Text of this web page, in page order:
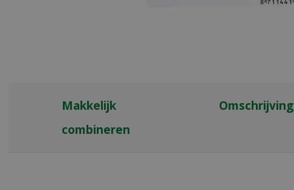
Makkelijk
combineren
Omschrijving